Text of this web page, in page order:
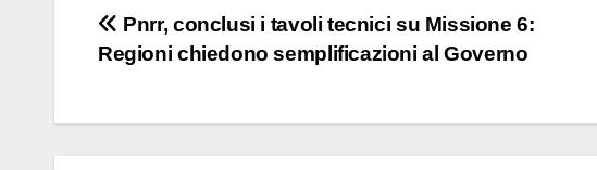
Navigazione
articoli
Pnrr, conclusi i tavoli tecnici su Missione 6:
Regioni chiedono semplificazioni al Governo